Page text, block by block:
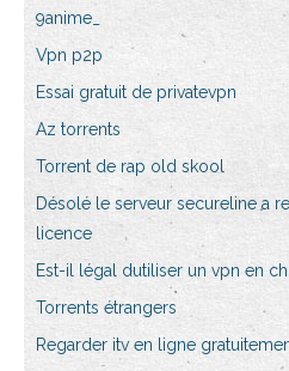
9anime_
Vpn p2p
Essai gratuit de privatevpn
Az torrents
Torrent de rap old skool
Désolé le serveur secureline a
licence
Est-il légal dutiliser un vpn en
Torrents étrangers
Regarder itv en ligne